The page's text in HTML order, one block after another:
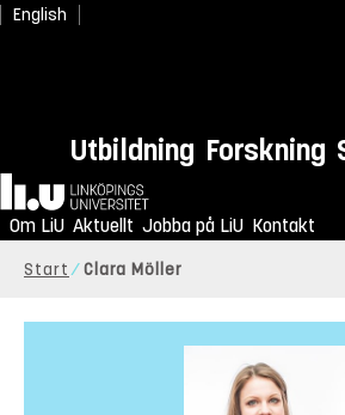
English
Utbildning Forskning
Hem
Om LiU Aktuellt Jobba på LiU Kontakt
Start Clara Möller